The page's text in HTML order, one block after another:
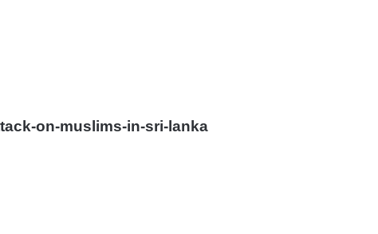
on-muslims-in-sri-lanka